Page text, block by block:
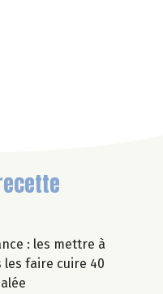
: les mettre à
faire cuire 40